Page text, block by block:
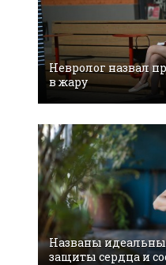
Невролог назвал
в жару
Названы
защиты сердца и